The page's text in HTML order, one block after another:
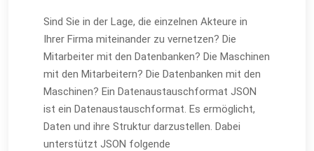
Sind Sie in der Lage, die einzelnen Akteure in
Ihrer Firma miteinander zu vernetzen? Die
Mitarbeiter mit den Datenbanken? Die Maschinen
mit den Mitarbeitern? Die Datenbanken mit den
Maschinen? Ein Datenaustauschformat JSON
ist ein Datenaustauschformat. Es ermöglicht,
Daten und ihre Struktur darzustellen. Dabei
unterstützt JSON folgende